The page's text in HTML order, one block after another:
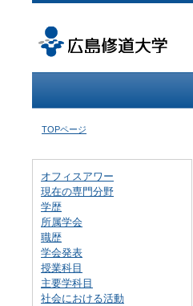
TOPページ
オフィスアワー
現在の専門分野
学歴
所属学会
職歴
学会発表
授業科目
主要学科目
社会における活動